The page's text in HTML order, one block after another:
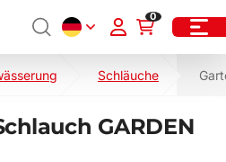
0
Schläuche
GARDEN